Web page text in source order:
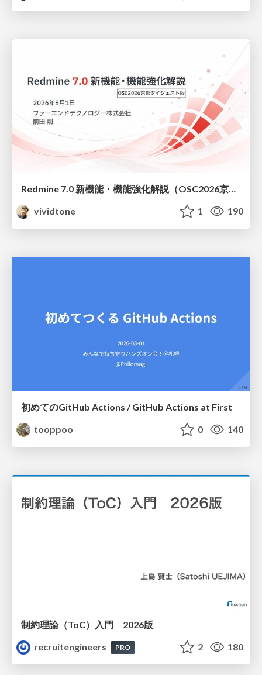
Redmine 7.0 新機能・機能強化解説（OSC2026京都ダイジェスト版）
vividtone
1 190
初めてのGitHub Actions / GitHub Actions at First
tooppoo
0 140
制約理論（ToC）入門 2026版
recruitengineers
PRO 2 180